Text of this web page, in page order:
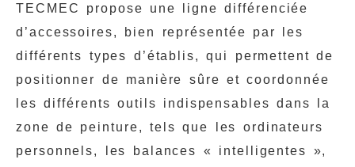
TECMEC propose une ligne différenciée
d’accessoires, bien représentée par les
différents types d’établis, qui permettent de
positionner de manière sûre et coordonnée
les différents outils indispensables dans la
zone de peinture, tels que les ordinateurs
personnels, les balances « intelligentes »,